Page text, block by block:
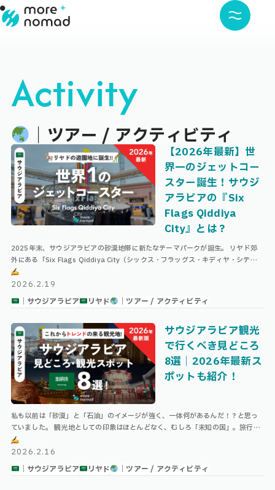
Activity
｜ツアー / アクティビティ
【2026年最新】世
界一のジェットコー
スター誕生！サウジ
アラビアの『Six
Flags Qiddiya
City』とは？
2025年末、サウジアラビアの砂漠地帯に新たなテーマパークが誕生。 リヤド郊
外にある「Six Flags Qiddiya City（シックス・フラッグス・キディヤ・シテ
ィ）」が、2025年12月31日についに一般公開され …
2026.2.19
｜サウジアラビア
リヤド ｜ツアー / アクティビティ
サウジアラビア観光
で行くべき見どころ
8選｜2026年最新ス
ポットも紹介！
私も以前は「砂漠」と「石油」のイメージが強く、一体何があるんだ！？と思っ
ていました。 観光地としての印象はほとんどなく、むしろ「未知の国」。旅行先
としての候補には、まだまだ上がりにくいかもしれません。 ですが、2020年 …
2026.2.16
｜サウジアラビア
リヤド ｜ツアー / アクティビティ